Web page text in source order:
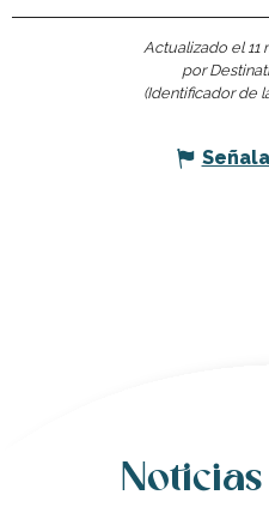
Actualizado el 11
por
(Identificador de